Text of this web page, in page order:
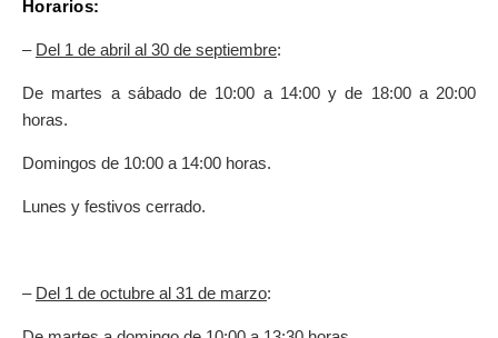
Horarios:
– Del 1 de abril al 30 de septiembre:
De martes a sábado de 10:00 a 14:00 y de 18:00 a 20:00
horas.
Domingos de 10:00 a 14:00 horas.
Lunes y festivos cerrado.
– Del 1 de octubre al 31 de marzo: